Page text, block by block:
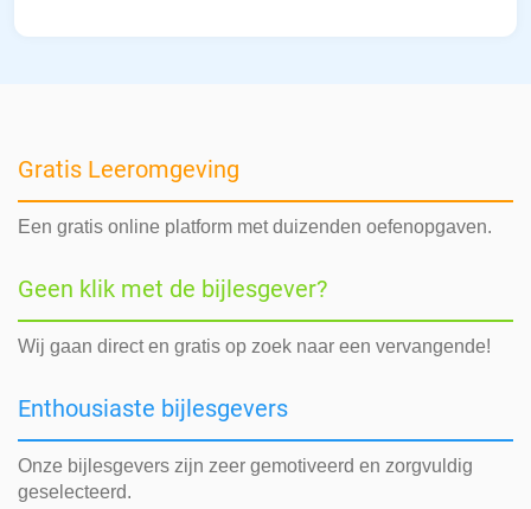
Gratis Leeromgeving
Een gratis online platform met duizenden oefenopgaven.
Geen klik met de bijlesgever?
Wij gaan direct en gratis op zoek naar een vervangende!
Enthousiaste bijlesgevers
Onze bijlesgevers zijn zeer gemotiveerd en zorgvuldig
geselecteerd.